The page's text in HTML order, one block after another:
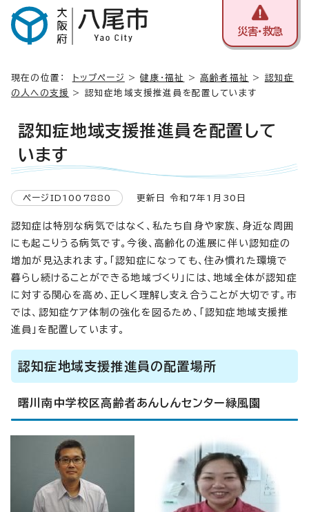
災害・救急
現在の位置： トップページ >健康・福祉 >高齢者福祉 > 認知症
の人への支援
> 認知症地域支援推進員を配置しています
認知症地域支援推進員を配置して
います
ページID1007880 更新日 令和7年1月30日
認知症は特別な病気ではなく、私たち自身や家族、身近な周囲
にも起こりうる病気です。今後、高齢化の進展に伴い認知症の
増加が見込まれます。「認知症になっても、住み慣れた環境で
暮らし続けることができる地域づくり」には、地域全体が認知症
に対する関心を高め、正しく理解し支え合うことが大切です。市
では、認知症ケア体制の強化を図るため、「認知症地域支援推
進員」を配置しています。
認知症地域支援推進員の配置場所
曙川南中学校区高齢者あんしんセンター緑風園